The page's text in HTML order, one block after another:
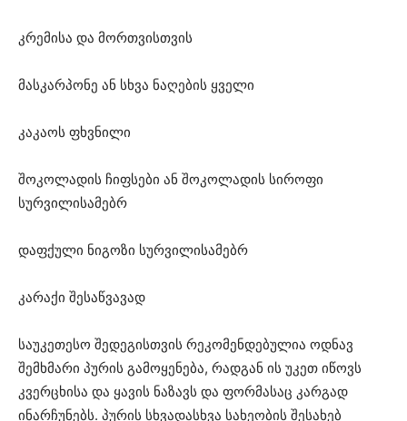
კრემისა და მორთვისთვის
მასკარპონე ან სხვა ნაღების ყველი
კაკაოს ფხვნილი
შოკოლადის ჩიფსები ან შოკოლადის სიროფი
სურვილისამებრ
დაფქული ნიგოზი სურვილისამებრ
კარაქი შესაწვავად
საუკეთესო შედეგისთვის რეკომენდებულია ოდნავ
შემხმარი პურის გამოყენება, რადგან ის უკეთ იწოვს
კვერცხისა და ყავის ნაზავს და ფორმასაც კარგად
ინარჩუნებს. პურის სხვადასხვა სახეობის შესახებ